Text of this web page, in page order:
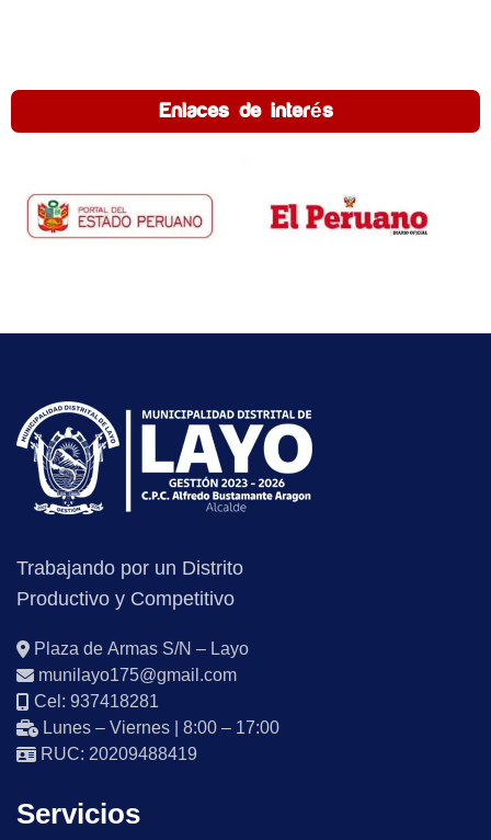
Enlaces de interés
Trabajando por un Distrito
Productivo y Competitivo
Plaza de Armas S/N – Layo
munilayo175@gmail.com
Cel: 937418281
Lunes – Viernes | 8:00 – 17:00
RUC: 20209488419
Servicios